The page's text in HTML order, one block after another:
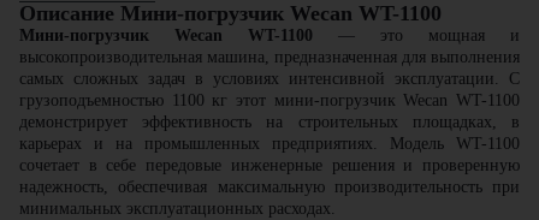
Описание Мини-погрузчик Wecan WT-1100
Мини-погрузчик Wecan WT-1100 — это мощная и
высокопроизводительная машина, предназначенная для выполнения
самых сложных задач в условиях интенсивной эксплуатации. С
грузоподъемностью 1100 кг этот мини-погрузчик Wecan WT-1100
демонстрирует эффективность на строительных площадках, в
карьерах и на промышленных предприятиях. Модель WT-1100
сочетает в себе передовые инженерные решения и проверенную
надежность, обеспечивая максимальную производительность при
минимальных эксплуатационных расходах.